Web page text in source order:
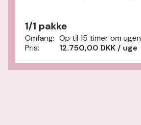
1/1 pakke
Omfang: Op til 15 timer om ugen
Pris:
12.750,00 DKK / uge